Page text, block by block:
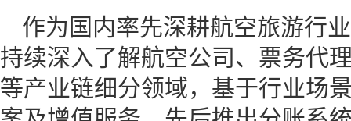
作为国内率先深耕航空旅游行
持续深入了解航空公司、票务代
等产业链细分领域，基于行业场